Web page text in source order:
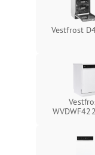
Vestfrost